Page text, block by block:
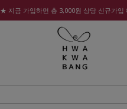
★ 지금 가입하면 총 3,000원 상당 신규가